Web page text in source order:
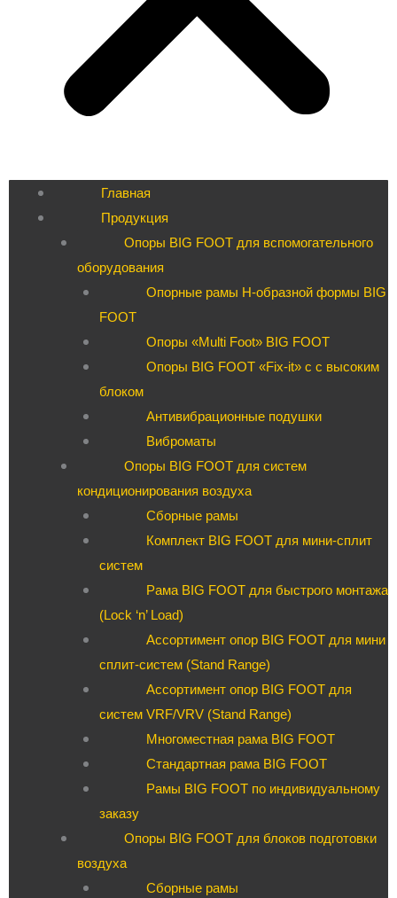
Главная
Продукция
Опоры BIG FOOT для вспомогательного
оборудования
Опорные рамы H-образной формы BIG
FOOT
Опоры «Multi Foot» BIG FOOT
Опоры BIG FOOT «Fix-it» c с высоким
блоком
Антивибрационные подушки
Виброматы
Опоры BIG FOOT для систем
кондиционирования воздуха
Сборные рамы
Комплект BIG FOOT для мини-сплит
систем
Рама BIG FOOT для быстрого монтажа
(Lock ‘n’ Load)
Ассортимент опор BIG FOOT для мини
сплит-систем (Stand Range)
Ассортимент опор BIG FOOT для
систем VRF/VRV (Stand Range)
Многоместная рама BIG FOOT
Стандартная рама BIG FOOT
Рамы BIG FOOT по индивидуальному
заказу
Опоры BIG FOOT для блоков подготовки
воздуха
Сборные рамы